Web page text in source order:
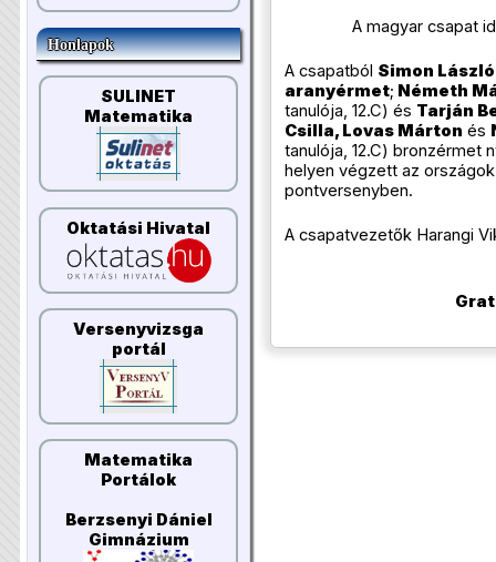
Honlapok
SULINET
Matematika
Oktatási Hivatal
Versenyvizsga
portál
Matematika
Portálok
Berzsenyi Dániel
Gimnázium
A magyar csapat
A csapatból Simon
aranyérmet; Németh
tanulója, 12.C) és Tarján
Csilla, Lovas Márton és
tanulója, 12.C) bronzérmet
helyen végzett az
pontversenyben.
A csapatvezetők Harangi